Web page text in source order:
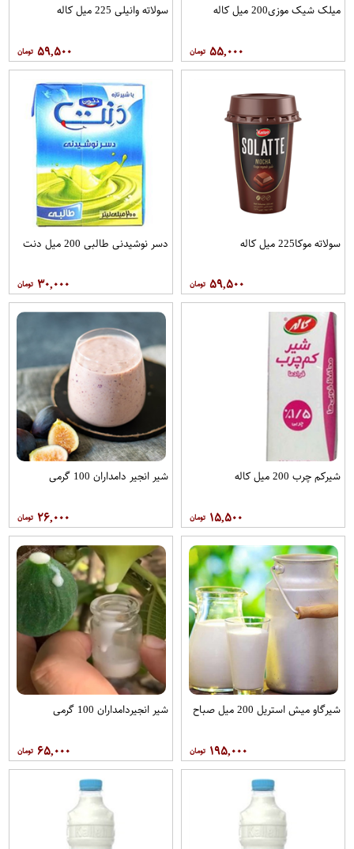
میلک شیک موزی200 میل کاله
۵۵,۰۰۰
سولاته وانیلی 225 میل کاله
۵۹,۵۰۰
سولاته موکا225 میل کاله
۵۹,۵۰۰
دسر نوشیدنی طالبی 200 میل دنت
۳۰,۰۰۰
شیرکم چرب 200 میل کاله
۱۵,۵۰۰
شیر انجیر دامداران 100 گرمی
۲۶,۰۰۰
شیرگاو میش استریل 200 میل صباح
۱۹۵,۰۰۰
شیر انجیردامداران 100 گرمی
۶۵,۰۰۰